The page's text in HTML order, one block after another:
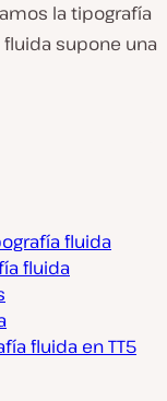
la tipografía
supone una
fluida
fluida
fluida en TT5